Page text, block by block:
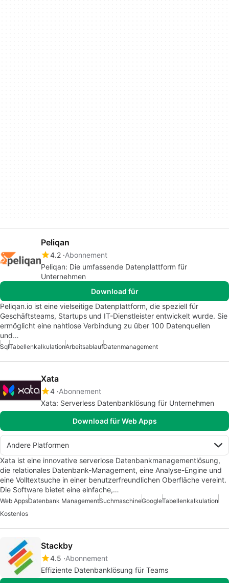
Peliqan
4.2 Abonnement
Peliqan: Die umfassende Datenplattform für
Unternehmen
Download für
Peliqan.io ist eine vielseitige Datenplattform, die speziell für
Geschäftsteams, Startups und IT-Dienstleister entwickelt wurde. Sie
ermöglicht eine nahtlose Verbindung zu über 100 Datenquellen
und…
SqlTabellenkalkulationArbeitsablaufDatenmanagement
Xata
4 Abonnement
Xata: Serverless Datenbanklösung für Unternehmen
Download für Web Apps
Andere Platformen
Xata ist eine innovative serverlose Datenbankmanagementlösung,
die relationales Datenbank-Management, eine Analyse-Engine und
eine Volltextsuche in einer benutzerfreundlichen Oberfläche vereint.
Die Software bietet eine einfache,…
Web AppsDatenbank ManagementSuchmaschineGoogleTabellenkalkulation
Kostenlos
Stackby
4.5 Abonnement
Effiziente Datenbanklösung für Teams